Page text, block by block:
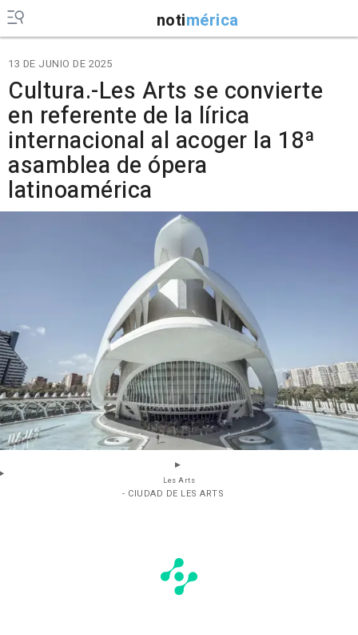
notimérica
13 DE JUNIO DE 2025
Cultura.-Les Arts se convierte
en referente de la lírica
internacional al acoger la 18ª
asamblea de ópera
latinoamérica
Les Arts
- CIUDAD DE LES ARTS